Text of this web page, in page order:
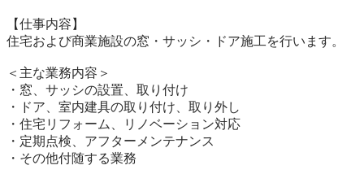
【仕事内容】
住宅および商業施設の窓・サッシ・ドア施工を行います。
＜主な業務内容＞
・窓、サッシの設置、取り付け
・ドア、室内建具の取り付け、取り外し
・住宅リフォーム、リノベーション対応
・定期点検、アフターメンテナンス
・その他付随する業務